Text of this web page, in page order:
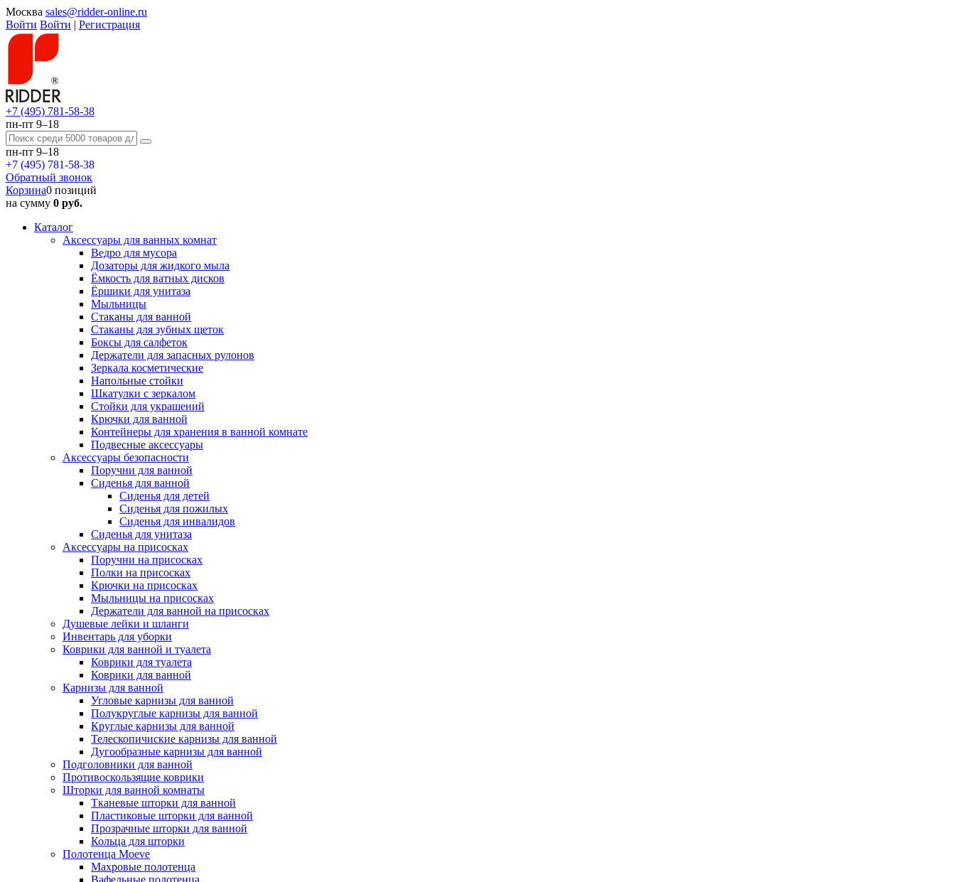
Москва sales@ridder-online.ru
Войти Войти | Регистрация
+7 (495) 781-58-38
пн-пт 9–18
пн-пт 9–18
+7 (495) 781-58-38
Обратный звонок
Корзина0 позиций
на сумму 0 руб.
Каталог
Аксессуары для ванных комнат
Ведро для мусора
Дозаторы для жидкого мыла
Ёмкость для ватных дисков
Ёршики для унитаза
Мыльницы
Стаканы для ванной
Стаканы для зубных щеток
Боксы для салфеток
Держатели для запасных рулонов
Зеркала косметические
Напольные стойки
Шкатулки с зеркалом
Стойки для украшений
Крючки для ванной
Контейнеры для хранения в ванной комнате
Подвесные аксессуары
Аксессуары безопасности
Поручни для ванной
Сиденья для ванной
Сиденья для детей
Сиденья для пожилых
Сиденья для инвалидов
Сиденья для унитаза
Аксессуары на присосках
Поручни на присосках
Полки на присосках
Крючки на присосках
Мыльницы на присосках
Держатели для ванной на присосках
Душевые лейки и шланги
Инвентарь для уборки
Коврики для ванной и туалета
Коврики для туалета
Коврики для ванной
Карнизы для ванной
Угловые карнизы для ванной
Полукруглые карнизы для ванной
Круглые карнизы для ванной
Телескопичиские карнизы для ванной
Дугообразные карнизы для ванной
Подголовники для ванной
Противоскользящие коврики
Шторки для ванной комнаты
Тканевые шторки для ванной
Пластиковые шторки для ванной
Прозрачные шторки для ванной
Кольца для шторки
Полотенца Moeve
Махровые полотенца
Вафельные полотенца